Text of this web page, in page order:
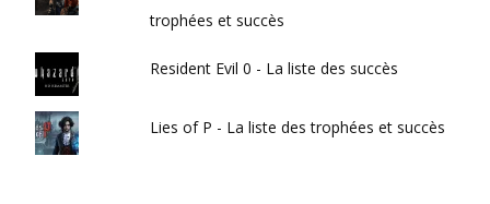
trophées et succès
Resident Evil 0 - La liste des succès
Lies of P - La liste des trophées et succès